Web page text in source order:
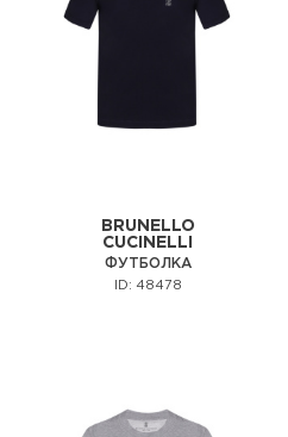
BRUNELLO
CUCINELLI
ФУТБОЛКА
ID: 48478